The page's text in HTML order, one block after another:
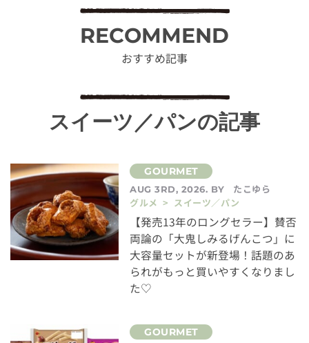
RECOMMEND
おすすめ記事
スイーツ／パンの記事
AUG 3RD, 2026. BY
たこゆら
グルメ > スイーツ／パン
【発売13年のロングセラー】賛否
両論の「大鬼しみるげんこつ」に
大容量セットが新登場！話題のあ
られがもっと買いやすくなりまし
た♡